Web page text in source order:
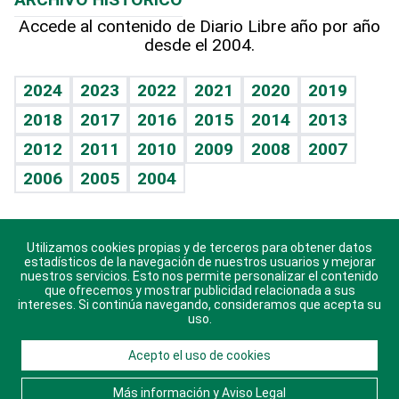
Hablando con el pediatra
Vida y familia
Eñe
Celebrando la vida
Sin complejos
En pocas palabras
Escuchando al corazón
Economía Personal
Línea de hit
TBT Deportivo
Más firmas
Hecho en casa
Guía del dinero
Cumpleaños
Horóscopos
Crucigramas
Accede al contenido de Diario Libre año por año
desde el 2004.
2024 2023 2022 2021 2020
2019
2018
2017 2016 2015 2014
2013
2012
2011 2010 2009 2008
2007
2006
2005 2004
Descarga nuestras aplicaciones para Android, iOS y
sistema Huawei.
© 2021 Diario Libre, todos los derechos reservados.
Consulta elAviso Legal. Ponte en Contacto
Utilizamos cookies propias y de terceros para obtener datos
estadísticos de la navegación de nuestros usuarios y mejorar
nuestros servicios. Esto nos permite personalizar el contenido
que ofrecemos y mostrar publicidad relacionada a sus
intereses. Si continúa navegando, consideramos que acepta su
uso.
Acepto el uso de cookies
Más información y Aviso Legal